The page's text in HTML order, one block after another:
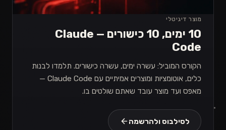
מוצר דיגיטלי
10 ימים, 10 כישורים — Claude
Code
הקורס המוביל: עשרה ימים, עשרה כישורים. תלמדו לבנות
כלים, אוטומציות ומוצרים אמיתיים עם Claude Code —
מאפס ועד מוצר עובד שאתם שולטים בו.
לסילבוס ולהרשמה